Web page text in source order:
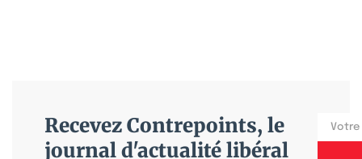
Recevez Contrepoints, le
journal d'actualité libéral